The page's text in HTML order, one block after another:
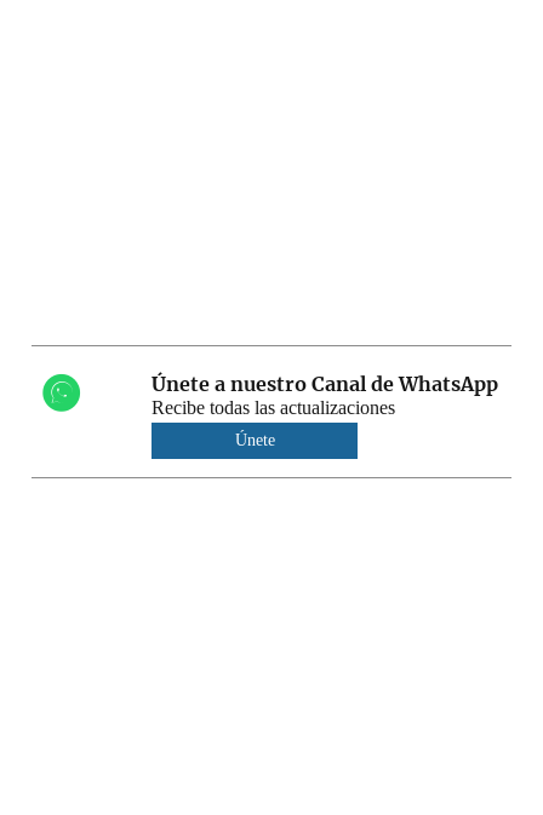
Únete a nuestro Canal de WhatsApp
Recibe todas las actualizaciones
Únete